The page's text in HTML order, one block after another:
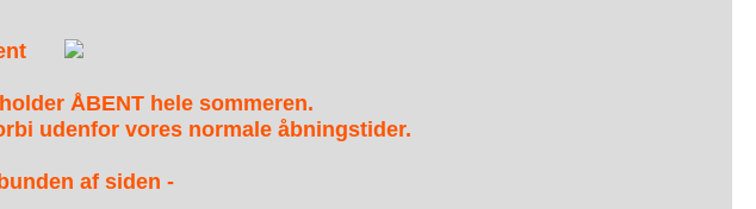
ÅBENT hele sommeren.
udenfor vores normale åbningstider.
af siden -